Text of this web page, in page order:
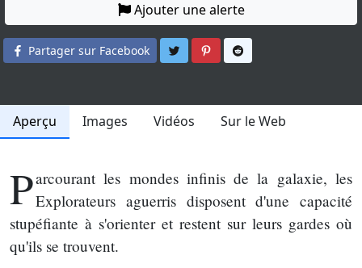
Ajouter une alerte
Partager sur Facebook Partager sur Twitter
Partager sur Pinterest
Aperçu Images Vidéos Sur le Web
Parcourant les mondes infinis de la galaxie, les
Explorateurs aguerris disposent d'une capacité
stupéfiante à s'orienter et restent sur leurs gardes où
qu'ils se trouvent.